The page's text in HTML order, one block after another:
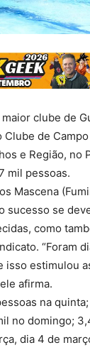
clube de
de
e Região, no
mil pessoas.
Mascena
sucesso se
como
“Foram
isso estimulou
afirma.
na
no domingo;
dia 4 de